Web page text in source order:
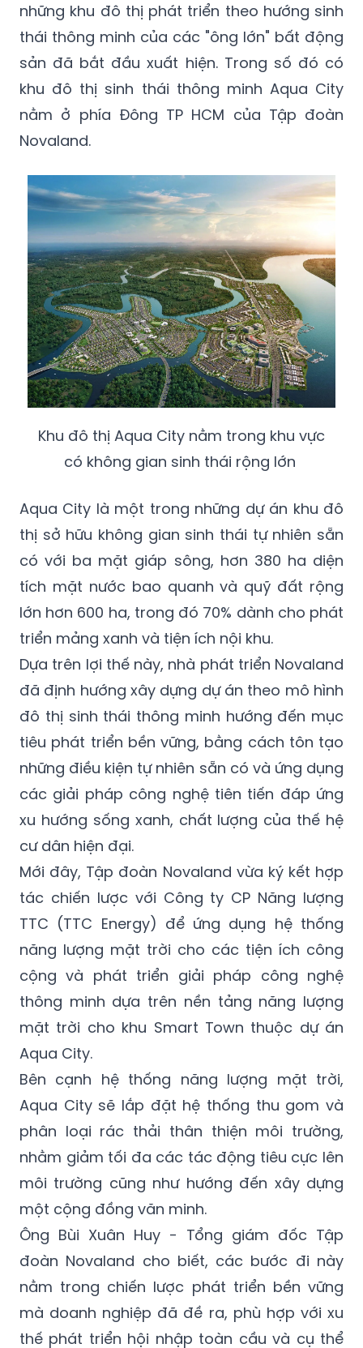
những khu đô thị phát triển theo hướng sinh
thái thông minh của các "ông lớn" bất động
sản đã bắt đầu xuất hiện. Trong số đó có
khu đô thị sinh thái thông minh Aqua City
nằm ở phía Đông TP HCM của Tập đoàn
Novaland.
Khu đô thị Aqua City nằm trong khu vực
có không gian sinh thái rộng lớn
Aqua City là một trong những dự án khu đô
thị sở hữu không gian sinh thái tự nhiên sẵn
có với ba mặt giáp sông, hơn 380 ha diện
tích mặt nước bao quanh và quỹ đất rộng
lớn hơn 600 ha, trong đó 70% dành cho phát
triển mảng xanh và tiện ích nội khu.
Dựa trên lợi thế này, nhà phát triển Novaland
đã định hướng xây dựng dự án theo mô hình
đô thị sinh thái thông minh hướng đến mục
tiêu phát triển bền vững, bằng cách tôn tạo
những điều kiện tự nhiên sẵn có và ứng dụng
các giải pháp công nghệ tiên tiến đáp ứng
xu hướng sống xanh, chất lượng của thế hệ
cư dân hiện đại.
Mới đây, Tập đoàn Novaland vừa ký kết hợp
tác chiến lược với Công ty CP Năng lượng
TTC (TTC Energy) để ứng dụng hệ thống
năng lượng mặt trời cho các tiện ích công
cộng và phát triển giải pháp công nghệ
thông minh dựa trên nền tảng năng lượng
mặt trời cho khu Smart Town thuộc dự án
Aqua City.
Bên cạnh hệ thống năng lượng mặt trời,
Aqua City sẽ lắp đặt hệ thống thu gom và
phân loại rác thải thân thiện môi trường,
nhằm giảm tối đa các tác động tiêu cực lên
môi trường cũng như hướng đến xây dựng
một cộng đồng văn minh.
Ông Bùi Xuân Huy - Tổng giám đốc Tập
đoàn Novaland cho biết, các bước đi này
nằm trong chiến lược phát triển bền vững
mà doanh nghiệp đã đề ra, phù hợp với xu
thế phát triển hội nhập toàn cầu và cụ thể